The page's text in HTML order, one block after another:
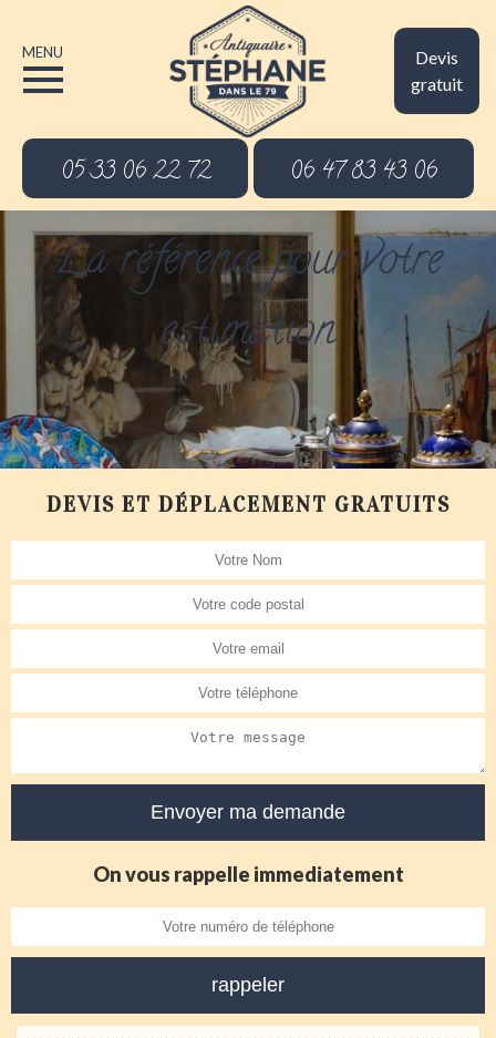
Devis
gratuit
MENU
05 33 06 22 72 06 47 83 43 06
La référence pour votre
estimation
DEVIS ET DÉPLACEMENT GRATUITS
On vous rappelle immediatement